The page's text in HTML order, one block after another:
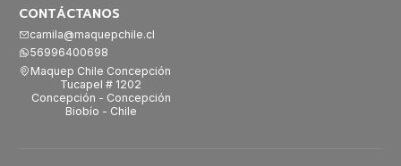
CONTÁCTANOS
camila@maquepchile.cl
56996400698
Maquep Chile Concepción
Tucapel # 1202
Concepción - Concepción
Biobío - Chile